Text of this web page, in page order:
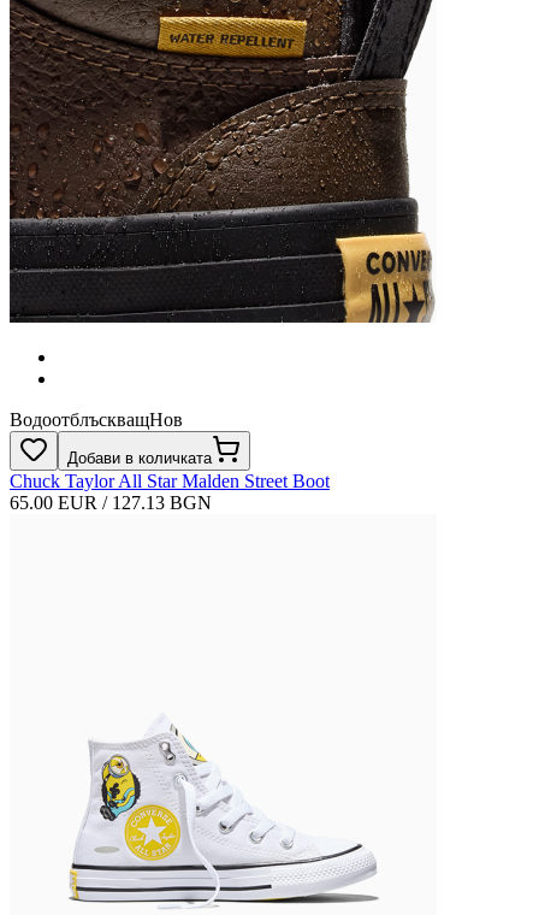
ВодоотблъскващНов
Добави в количката
Chuck Taylor All Star Malden Street Boot
65.00 EUR / 127.13 BGN